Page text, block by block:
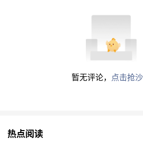
环。然而，成也赛道，败也赛道
过高以及长期生存能力等多重考
赛道布局模式下，也对主动管理
考验。基
暂无评论， 点击抢
热点阅读